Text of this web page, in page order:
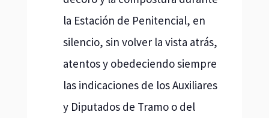
la Estación de Penitencial, en
silencio, sin volver la vista atrás,
atentos y obedeciendo siempre
las indicaciones de los Auxiliares
y Diputados de Tramo o del